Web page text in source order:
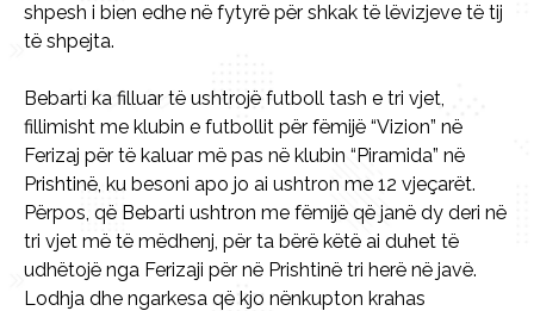
shpesh i bien edhe në fytyrë për shkak të lëvizjeve të tij
të shpejta.
Bebarti ka filluar të ushtrojë futboll tash e tri vjet,
fillimisht me klubin e futbollit për fëmijë “Vizion” në
Ferizaj për të kaluar më pas në klubin “Piramida” në
Prishtinë, ku besoni apo jo ai ushtron me 12 vjeçarët.
Përpos, që Bebarti ushtron me fëmijë që janë dy deri në
tri vjet më të mëdhenj, për ta bërë këtë ai duhet të
udhëtojë nga Ferizaji për në Prishtinë tri herë në javë.
Lodhja dhe ngarkesa që kjo nënkupton krahas